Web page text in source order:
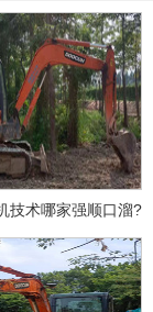
技术哪家强顺口溜?